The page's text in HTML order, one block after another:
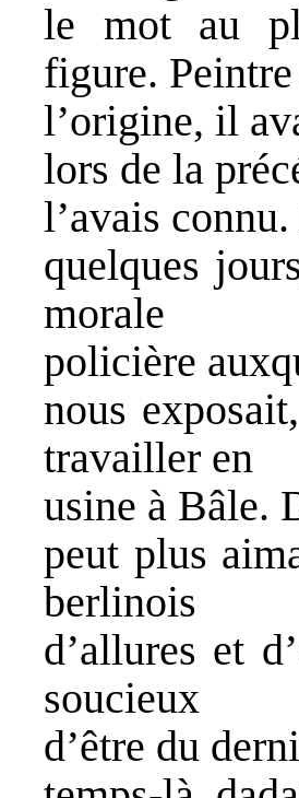
le mot au
figure. Peintre
l’origine, il
lors de la
l’avais
quelques
morale
policière
nous
travailler en
usine à Bâle.
peut plus
berlinois
d’allures et
soucieux
d’être du